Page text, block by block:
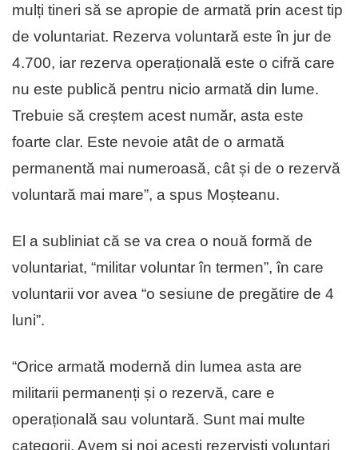
mulți tineri să se apropie de armată prin acest tip
de voluntariat. Rezerva voluntară este în jur de
4.700, iar rezerva operațională este o cifră care
nu este publică pentru nicio armată din lume.
Trebuie să creștem acest număr, asta este
foarte clar. Este nevoie atât de o armată
permanentă mai numeroasă, cât și de o rezervă
voluntară mai mare”, a spus Moșteanu.
El a subliniat că se va crea o nouă formă de
voluntariat, “militar voluntar în termen”, în care
voluntarii vor avea “o sesiune de pregătire de 4
luni”.
“Orice armată modernă din lumea asta are
militarii permanenți și o rezervă, care e
operațională sau voluntară. Sunt mai multe
categorii. Avem și noi acești rezerviști voluntari